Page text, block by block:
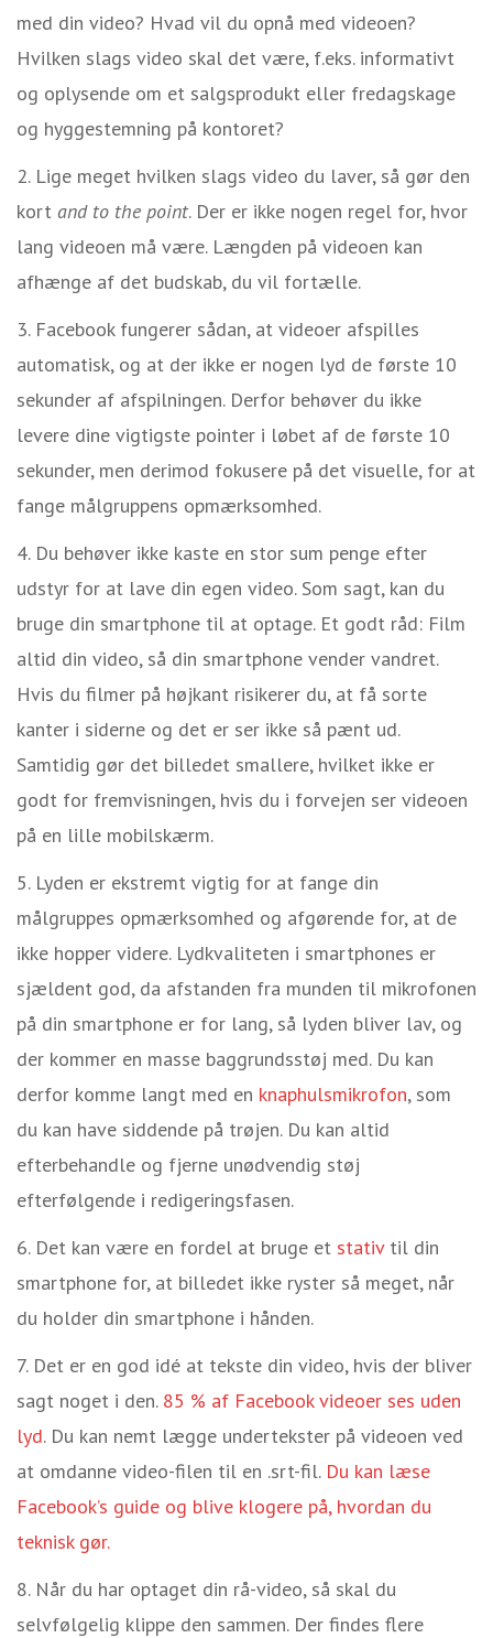
med din video? Hvad vil du opnå med videoen?
Hvilken slags video skal det være, f.eks. informativt
og oplysende om et salgsprodukt eller fredagskage
og hyggestemning på kontoret?
Lige meget hvilken slags video du laver, så gør den
kort and to the point. Der er ikke nogen regel for, hvor
lang videoen må være. Længden på videoen kan
afhænge af det budskab, du vil fortælle.
Facebook fungerer sådan, at videoer afspilles
automatisk, og at der ikke er nogen lyd de første 10
sekunder af afspilningen. Derfor behøver du ikke
levere dine vigtigste pointer i løbet af de første 10
sekunder, men derimod fokusere på det visuelle, for at
fange målgruppens opmærksomhed.
Du behøver ikke kaste en stor sum penge efter
udstyr for at lave din egen video. Som sagt, kan du
bruge din smartphone til at optage. Et godt råd: Film
altid din video, så din smartphone vender vandret.
Hvis du filmer på højkant risikerer du, at få sorte
kanter i siderne og det er ser ikke så pænt ud.
Samtidig gør det billedet smallere, hvilket ikke er
godt for fremvisningen, hvis du i forvejen ser videoen
på en lille mobilskærm.
Lyden er ekstremt vigtig for at fange din
målgruppes opmærksomhed og afgørende for, at de
ikke hopper videre. Lydkvaliteten i smartphones er
sjældent god, da afstanden fra munden til mikrofonen
på din smartphone er for lang, så lyden bliver lav, og
der kommer en masse baggrundsstøj med. Du kan
derfor komme langt med en knaphulsmikrofon, som
du kan have siddende på trøjen. Du kan altid
efterbehandle og fjerne unødvendig støj
efterfølgende i redigeringsfasen.
Det kan være en fordel at bruge et stativtil din
smartphone for, at billedet ikke ryster så meget, når
du holder din smartphone i hånden.
Det er en god idé at tekste din video, hvis der bliver
sagt noget i den. 85 % af Facebook videoer ses uden
lyd. Du kan nemt lægge undertekster på videoen ved
at omdanne video-filen til en .srt-fil. Du kan læse
Facebook’s guide og blive klogere på, hvordan du
teknisk gør.
Når du har optaget din rå-video, så skal du
selvfølgelig klippe den sammen. Der findes flere